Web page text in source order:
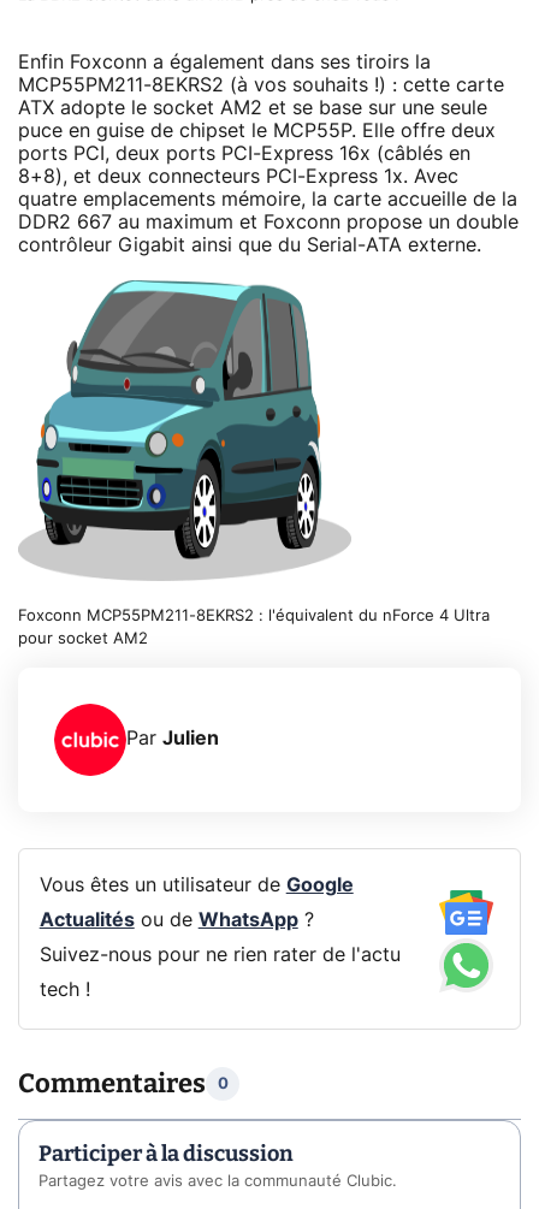
Enfin Foxconn a également dans ses tiroirs la
MCP55PM211-8EKRS2 (à vos souhaits !) : cette carte
ATX adopte le socket AM2 et se base sur une seule
puce en guise de chipset le MCP55P. Elle offre deux
ports PCI, deux ports PCI-Express 16x (câblés en
8+8), et deux connecteurs PCI-Express 1x. Avec
quatre emplacements mémoire, la carte accueille de la
DDR2 667 au maximum et Foxconn propose un double
contrôleur Gigabit ainsi que du Serial-ATA externe.
Foxconn MCP55PM211-8EKRS2 : l'équivalent du nForce 4 Ultra
pour socket AM2
Par Julien
Vous êtes un utilisateur de Google
Actualitésou de WhatsApp?
Suivez-nous pour ne rien rater de l'actu
tech !
Commentaires 0
Participer à la discussion
Partagez votre avis avec la communauté Clubic.